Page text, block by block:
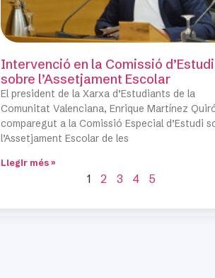
Intervenció en la Comissió d’Estudi
sobre l’Assetjament Escolar
El president de la Xarxa d’Estudiants de la
Comunitat Valenciana, Enrique Martínez
comparegut a la Comissió Especial d’Estudi
l’Assetjament Escolar de les
Llegir més »
1 2 3 4 5